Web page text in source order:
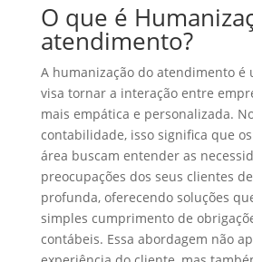
O que é
atendimento?
A humanização do atendimento é
visa tornar a interação entre
mais empática e personalizada.
contabilidade, isso significa que
área buscam entender as
preocupações dos seus clientes
profunda, oferecendo soluções
simples cumprimento de
contábeis. Essa abordagem não